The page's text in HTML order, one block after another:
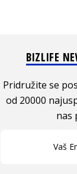
BIZLIFE
Pridružite se
od 20000
nas